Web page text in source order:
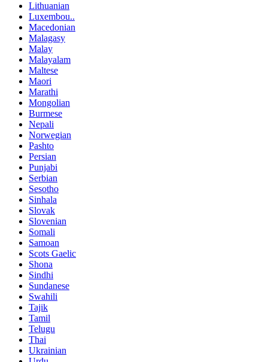
Lithuanian
Luxembou..
Macedonian
Malagasy
Malay
Malayalam
Maltese
Maori
Marathi
Mongolian
Burmese
Nepali
Norwegian
Pashto
Persian
Punjabi
Serbian
Sesotho
Sinhala
Slovak
Slovenian
Somali
Samoan
Scots Gaelic
Shona
Sindhi
Sundanese
Swahili
Tajik
Tamil
Telugu
Thai
Ukrainian